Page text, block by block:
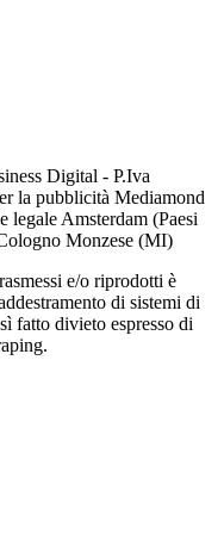
Digital - P.Iva
la pubblicità Mediamond
Amsterdam (Paesi
Monzese (MI)
e/o riprodotti è
di sistemi di
fatto divieto espresso di